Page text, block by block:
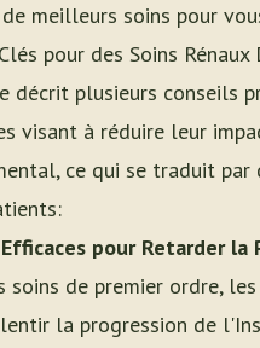
meilleurs soins pour
pour des Soins Rénaux
décrit plusieurs conseils
visant à réduire leur
ce qui se traduit par
pour Retarder la
de premier ordre,
la progression de